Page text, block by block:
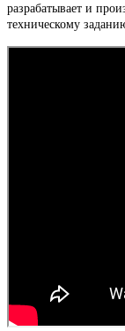
разрабатывает и
техническому